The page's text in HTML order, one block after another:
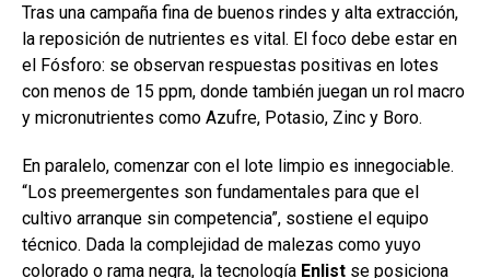
Tras una campaña fina de buenos rindes y alta extracción,
la reposición de nutrientes es vital. El foco debe estar en
el Fósforo: se observan respuestas positivas en lotes
con menos de 15 ppm, donde también juegan un rol macro
y micronutrientes como Azufre, Potasio, Zinc y Boro.
En paralelo, comenzar con el lote limpio es innegociable.
“Los preemergentes son fundamentales para que el
cultivo arranque sin competencia”, sostiene el equipo
técnico. Dada la complejidad de malezas como yuyo
colorado o rama negra, la tecnología Enlist se posiciona